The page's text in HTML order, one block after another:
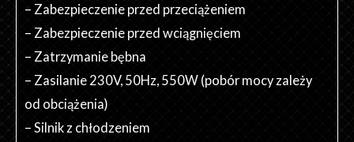
– Zabezpieczenie przed przeciążeniem
– Zabezpieczenie przed wciągnięciem
– Zatrzymanie bębna
– Zasilanie 230V, 50Hz, 550W (pobór mocy zależy
od obciążenia)
– Silnik z chłodzeniem